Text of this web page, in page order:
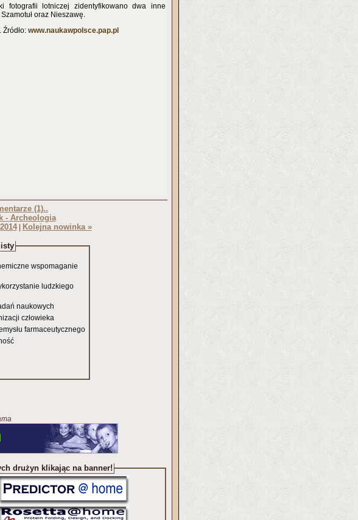
fotografii lotniczej zidentyfikowano dwa inne
oraz Nieszawę.
www.naukawpolsce.pap.pl
(1)..
- Archeologia
| Kolejna nowinka »
wspomaganie
ludzkiego
naukowych
człowieka
farmaceutycznego
drużyn klikając na banner!